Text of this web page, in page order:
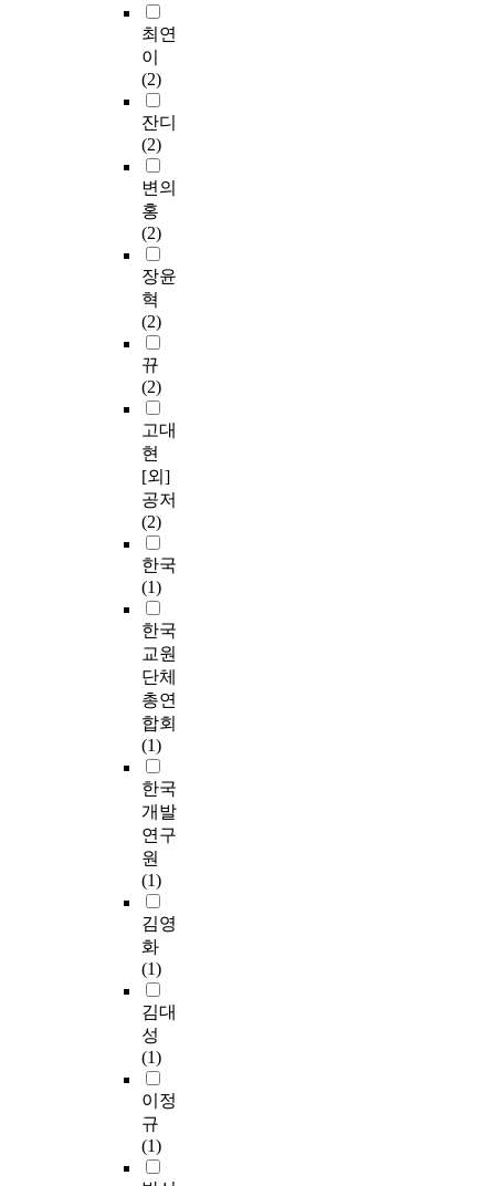
최연
이
(2)
잔디
(2)
변의
홍
(2)
장윤
혁
(2)
뀨
(2)
고대
현
[외]
공저
(2)
한국
(1)
한국
교원
단체
총연
합회
(1)
한국
개발
연구
원
(1)
김영
화
(1)
김대
성
(1)
이정
규
(1)